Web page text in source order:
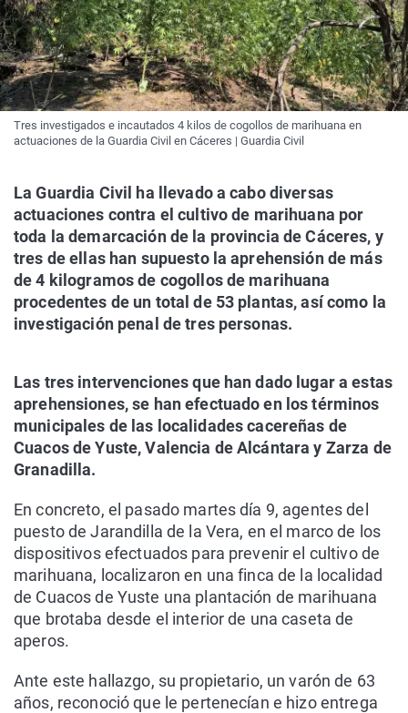
Tres investigados e incautados 4 kilos de cogollos de marihuana en
actuaciones de la Guardia Civil en Cáceres | Guardia Civil
La Guardia Civil ha llevado a cabo diversas
actuaciones contra el cultivo de marihuana por
toda la demarcación de la provincia de Cáceres, y
tres de ellas han supuesto la aprehensión de más
de 4 kilogramos de cogollos de marihuana
procedentes de un total de 53 plantas, así como la
investigación penal de tres personas.
Las tres intervenciones que han dado lugar a estas
aprehensiones, se han efectuado en los términos
municipales de las localidades cacereñas de
Cuacos de Yuste, Valencia de Alcántara y Zarza de
Granadilla.
En concreto, el pasado martes día 9, agentes del
puesto de Jarandilla de la Vera, en el marco de los
dispositivos efectuados para prevenir el cultivo de
marihuana, localizaron en una finca de la localidad
de Cuacos de Yuste una plantación de marihuana
que brotaba desde el interior de una caseta de
aperos.
Ante este hallazgo, su propietario, un varón de 63
años, reconoció que le pertenecían e hizo entrega